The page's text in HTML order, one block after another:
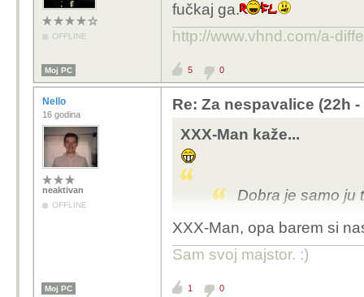
OFFLINE
fučkaj ga.
http://www.vhnd.com/a-
Moj PC 5 0
Nello
16 godina
neaktivan
OFFLINE
Re: Za nespavalice (22h -
XXX-Man kaže...
Dobra je samo ju
definitivno
XXX-Man, opa barem si
Sam svoj majstor. :)
Moj PC 1 0